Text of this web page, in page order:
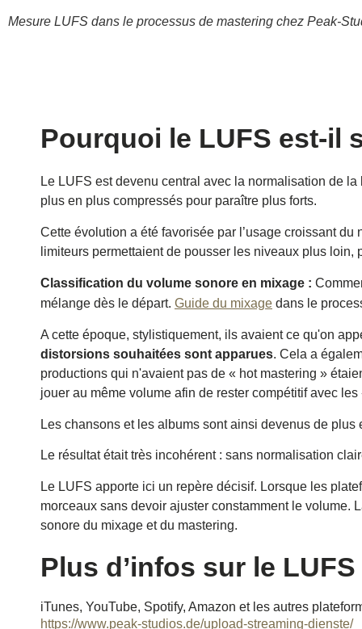
Mesure LUFS dans le processus de mastering chez Peak-
Pourquoi le LUFS est-il
Le LUFS est devenu central avec la normalisation de
plus en plus compressés pour paraître plus forts.
Cette évolution a été favorisée par l’usage croissant
limiteurs permettaient de pousser les niveaux plus loin,
Classification du volume sonore en mixage :
mélange dès le départ. Guide du mixage dans le
A cette époque, stylistiquement, ils avaient ce qu'on
distorsions souhaitées sont apparues. Cela a
productions qui n'avaient pas de « hot mastering »
jouer au même volume afin de rester compétitif avec les
Les chansons et les albums sont ainsi devenus de
Le résultat était très incohérent : sans normalisation
Le LUFS apporte ici un repère décisif. Lorsque les
morceaux sans devoir ajuster constamment le volume.
sonore du mixage et du mastering.
Plus d’infos sur le LUFS
iTunes, YouTube, Spotify, Amazon et les autres
https://www.peak-studios.de/upload-streaming-dienste/